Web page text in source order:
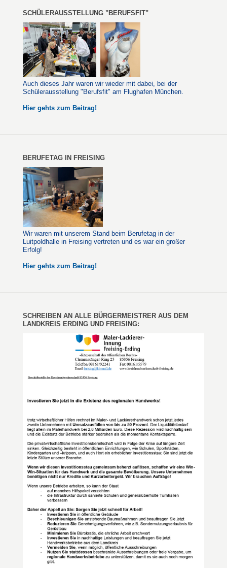
SCHÜLERAUSSTELLUNG "BERUFSFIT"
Auch dieses Jahr waren wir wieder mit dabei, bei der
Schülerausstellung "Berufsfit" am Flughafen München.
Hier gehts zum Beitrag!
BERUFETAG IN FREISING
Wir waren mit unserem Stand beim Berufetag in der
Luitpoldhalle in Freising vertreten und es war ein großer
Erfolg!
Hier gehts zum Beitrag!
SCHREIBEN AN ALLE BÜRGERMEISTRER AUS DEM
LANDKREIS ERDING UND FREISING: